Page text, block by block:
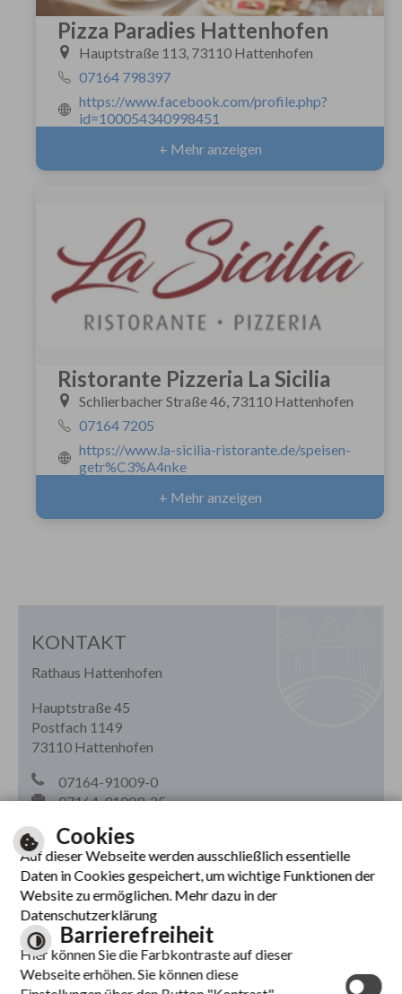
Pizza Paradies Hattenhofen
Hauptstraße 113, 73110 Hattenhofen
07164 798397
https://www.facebook.com/profile.php?
id=100054340998451
+ Mehr anzeigen
Ristorante Pizzeria La Sicilia
Schlierbacher Straße 46, 73110 Hattenhofen
07164 7205
https://www.la-sicilia-ristorante.de/speisen-
getr%C3%A4nke
+ Mehr anzeigen
KONTAKT
Rathaus Hattenhofen
Hauptstraße 45
Postfach 1149
73110 Hattenhofen
07164-91009-0
07164-91009-25
Cookies
Auf dieser Webseite werden ausschließlich essentielle
Daten in Cookies gespeichert, um wichtige Funktionen der
Website zu ermöglichen. Mehr dazu in der
Datenschutzerklärung
Barrierefreiheit
Hier können Sie die Farbkontraste auf dieser
Webseite erhöhen. Sie können diese